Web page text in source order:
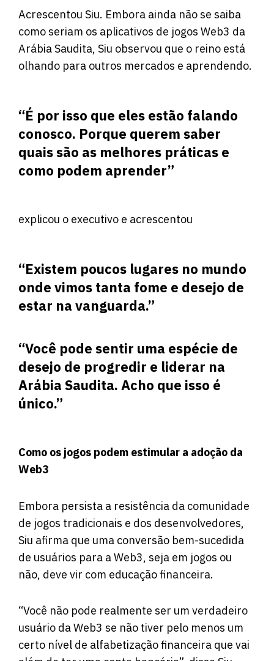
Acrescentou Siu. Embora ainda não se saiba
como seriam os aplicativos de jogos Web3 da
Arábia Saudita, Siu observou que o reino está
olhando para outros mercados e aprendendo.
“É por isso que eles estão falando
conosco. Porque querem saber
quais são as melhores práticas e
como podem aprender”
explicou o executivo e acrescentou
“Existem poucos lugares no mundo
onde vimos tanta fome e desejo de
estar na vanguarda.”
“Você pode sentir uma espécie de
desejo de progredir e liderar na
Arábia Saudita. Acho que isso é
único.”
Como os jogos podem estimular a adoção da
Web3
Embora persista a resistência da comunidade
de jogos tradicionais e dos desenvolvedores,
Siu afirma que uma conversão bem-sucedida
de usuários para a Web3, seja em jogos ou
não, deve vir com educação financeira.
“Você não pode realmente ser um verdadeiro
usuário da Web3 se não tiver pelo menos um
certo nível de alfabetização financeira que vai